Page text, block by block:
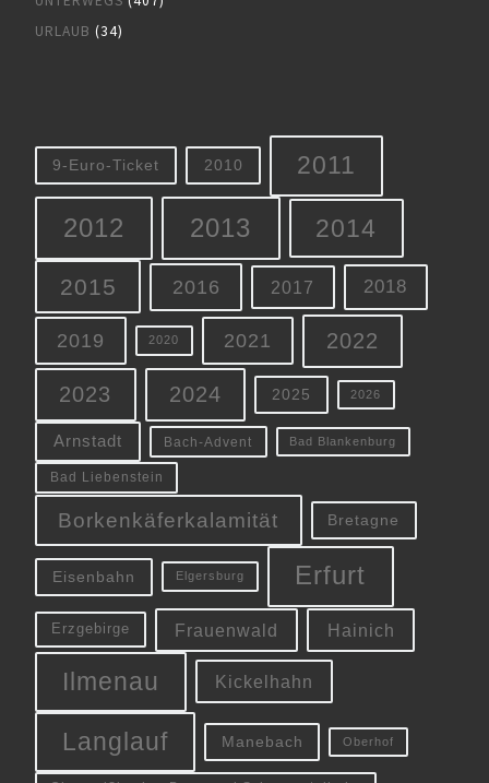
URLAUB (34)
9-Euro-Ticket 2010 2011
2012 2013 2014
2015 2016 2017 2018
2019 2020 2021 2022
2023 2024 2025 2026
Arnstadt Bach-Advent Bad Blankenburg
Bad Liebenstein
Borkenkäferkalamität Bretagne
Eisenbahn Elgersburg Erfurt
Erzgebirge Frauenwald Hainich
Ilmenau Kickelhahn
Langlauf Manebach Oberhof